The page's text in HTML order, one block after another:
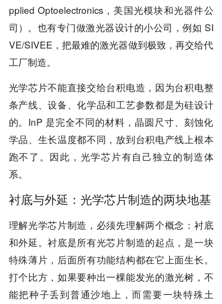
pplied Optoelectronics，美国光模块和光器件公
司）。也有专门做激光器设计的小公司，例如 SI
VE/SIVEE，把最难的激光器做到极致，再交给代
工厂制造。
光学芯片不能直接交给台积电造，因为台积电整
条产线、设备、化学品和工艺参数都是为硅设计
的。InP 是完全不同的材料，晶圆尺寸、刻蚀化
学品、生长温度都不同，放到台积电产线上根本
跑不了。因此，光学芯片有自己独立的制造体
系。
衬底与外延：光学芯片制造的两块地基
理解光学芯片制造，必须先理解两个概念：衬底
和外延。衬底是所有光芯片制造的起点，是一块
特殊薄片，后面所有功能结构都在它上面生长。
打个比方，如果要种出一棵能发光的激光树，不
能把种子丢到普通沙地上，而需要一块特殊土